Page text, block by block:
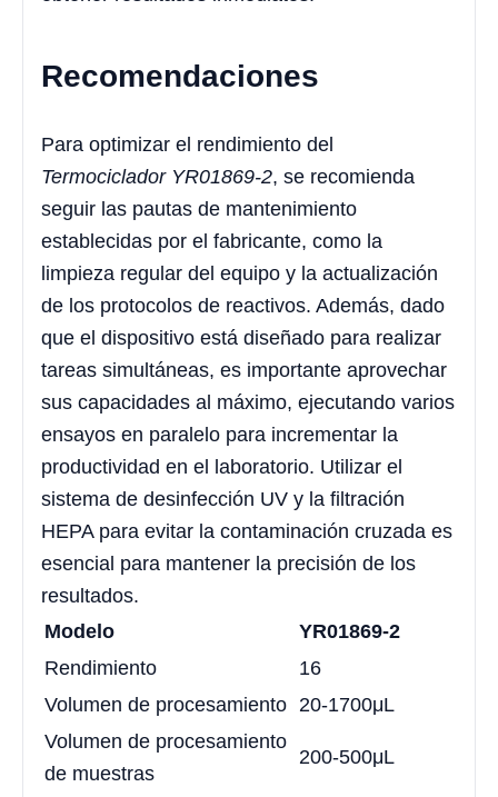
Recomendaciones
Para optimizar el rendimiento del
Termociclador YR01869-2, se recomienda
seguir las pautas de mantenimiento
establecidas por el fabricante, como la
limpieza regular del equipo y la actualización
de los protocolos de reactivos. Además, dado
que el dispositivo está diseñado para realizar
tareas simultáneas, es importante aprovechar
sus capacidades al máximo, ejecutando varios
ensayos en paralelo para incrementar la
productividad en el laboratorio. Utilizar el
sistema de desinfección UV y la filtración
HEPA para evitar la contaminación cruzada es
esencial para mantener la precisión de los
resultados.
Modelo
YR01869-2
Rendimiento
16
Volumen de procesamiento 20-1700μL
Volumen de procesamiento
de muestras
200-500μL